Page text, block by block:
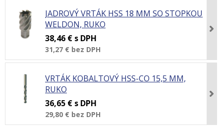
JADROVÝ VRTÁK HSS 18 MM SO STOPKOU
WELDON, RUKO
38,46 € s DPH
31,27 € bez DPH
VRTÁK KOBALTOVÝ HSS-CO 15,5 MM,
RUKO
36,65 € s DPH
29,80 € bez DPH